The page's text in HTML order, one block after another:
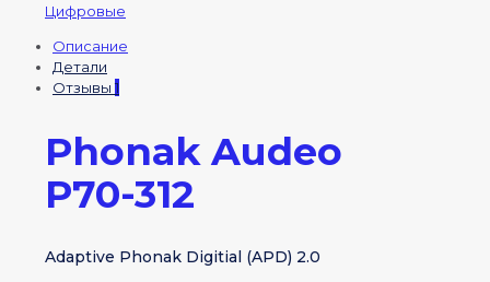
Цифровые
Описание
Детали
Отзывы1
Phonak Audeo
P70-312
Adaptive Phonak Digitial (APD) 2.0